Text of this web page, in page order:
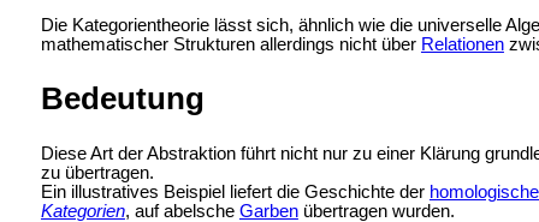
Die Kategorientheorie lässt sich, ähnlich wie die universelle
mathematischer Strukturen allerdings nicht über Relationen
Bedeutung
Diese Art derAbstraktion führt nicht nur zu einer Klärung
zu übertragen.
Ein illustratives Beispiel liefert die Geschichte der
Kategorien, auf abelsche Garbenübertragen wurden.